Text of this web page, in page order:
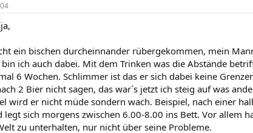
ein bischen durcheinnander rübergekommen, mein
ich auch dabei. Mit dem Trinken was die Abstände
6 Wochen. Schlimmer ist das er sich dabei keine
2 Bier nicht sagen, das war´s jetzt ich steig auf was
wird er nicht müde sondern wach. Beispiel, nach einer
legt sich morgens zwischen 6.00-8.00 ins Bett. Vor allem
zu unterhalten, nur nicht über seine Probleme.